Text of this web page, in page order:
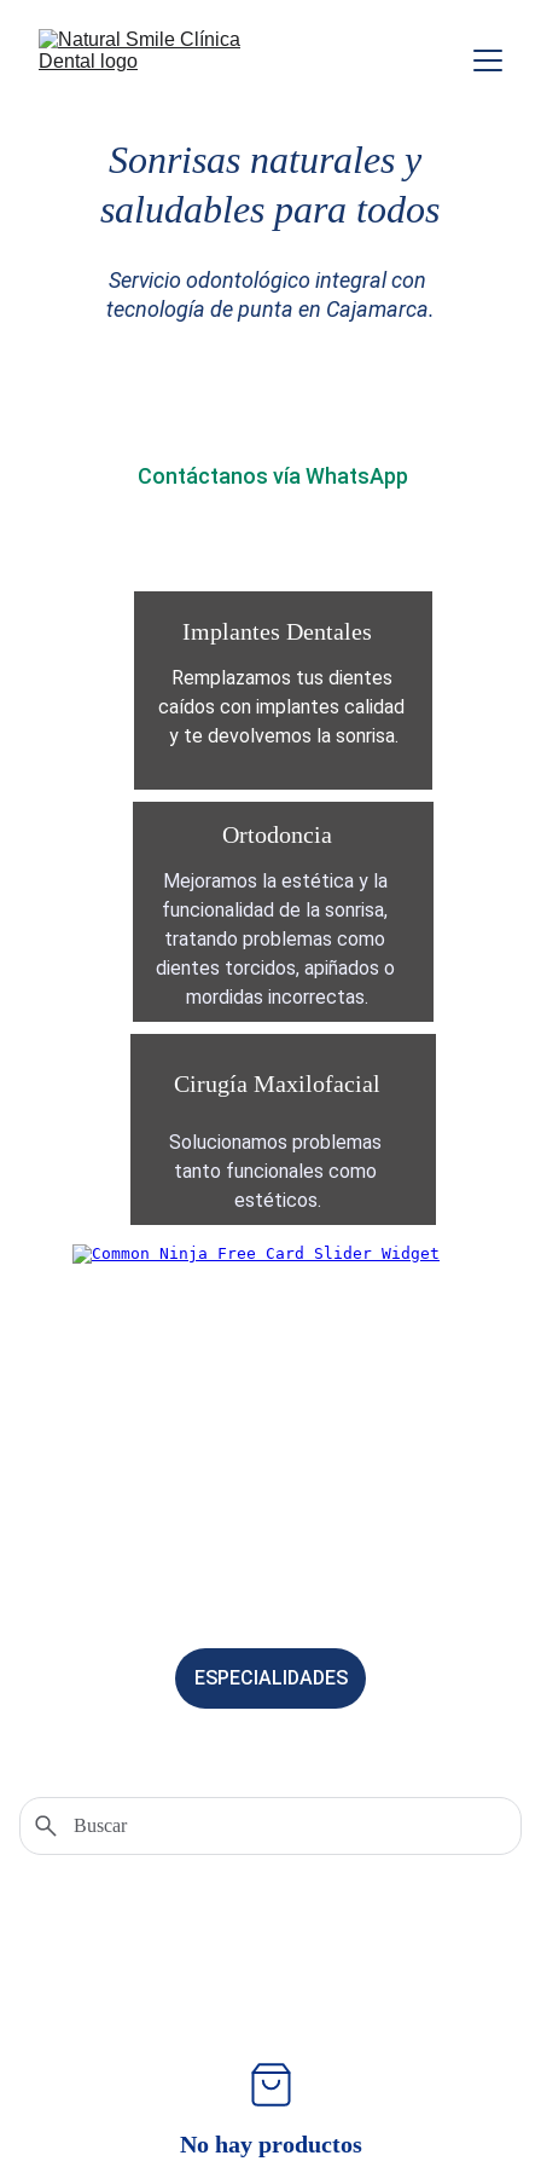
Sonrisas naturales y
saludables para todos
Servicio odontológico integral con
tecnología de punta en Cajamarca.
Implantes Dentales
Remplazamos tus dientes
caídos con implantes calidad
y te devolvemos la sonrisa.
Solucionamos problemas
tanto funcionales como
estéticos.
Mejoramos la estética y la
funcionalidad de la sonrisa,
tratando problemas como
dientes torcidos, apiñados o
mordidas incorrectas.
Cirugía Maxilofacial
Ortodoncia
Contáctanos vía WhatsApp
ESPECIALIDADES
No hay productos